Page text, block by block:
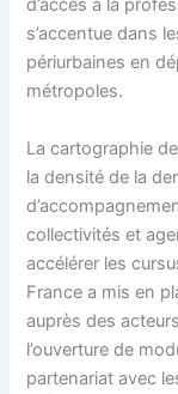
d’accès à la
s’accentue dans
périurbaines en
métropoles.
La cartographie
la densité de la
collectivités et
accélérer les
France a mis en
auprès des
l’ouverture de
partenariat avec